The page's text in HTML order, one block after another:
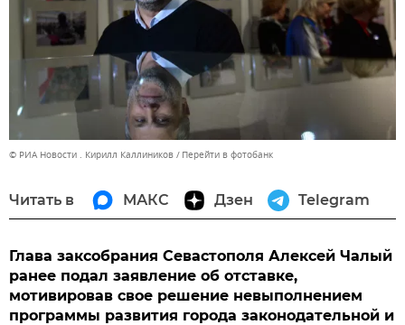
© РИА Новости . Кирилл Каллиников Перейти в фотобанк
Читать в МАКС Дзен Telegram
Глава заксобрания Севастополя Алексей Чалый
ранее подал заявление об отставке,
мотивировав свое решение невыполнением
программы развития города законодательной и